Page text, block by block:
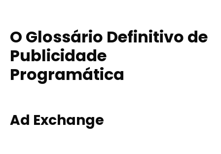
O Glossário Definitivo de
Publicidade
Programática
Ad Exchange